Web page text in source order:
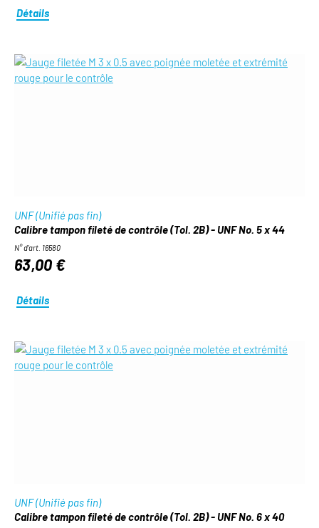
Détails
UNF (Unifié pas fin)
Calibre tampon fileté de contrôle (Tol. 2B) - UNF No. 5 x 44
N° d'art. 16580
63,00 €
Détails
UNF (Unifié pas fin)
Calibre tampon fileté de contrôle (Tol. 2B) - UNF No. 6 x 40